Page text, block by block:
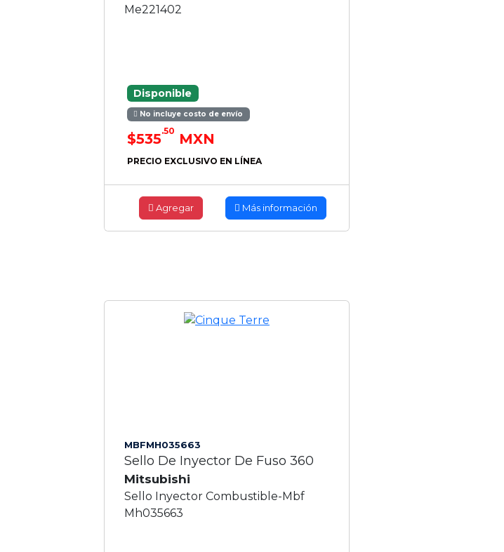
Me221402
Disponible
No incluye costo de envío
$535.50 MXN
PRECIO EXCLUSIVO EN LÍNEA
Agregar Más información
MBFMH035663
Sello De Inyector De Fuso 360
Mitsubishi
Sello Inyector Combustible-Mbf
Mh035663